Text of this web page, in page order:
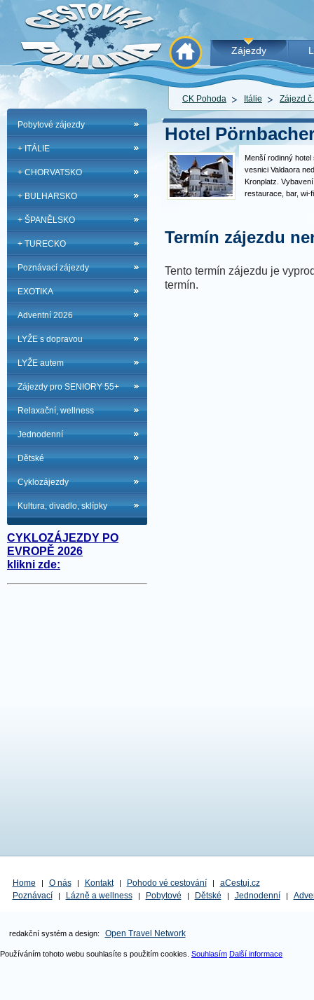
Zájezdy
CK Pohoda Itálie Zájezd
Pobytové zájezdy
+ ITÁLIE
+ CHORVATSKO
+ BULHARSKO
+ ŠPANĚLSKO
+ TURECKO
Poznávací zájezdy
EXOTIKA
Adventní 2026
LYŽE s dopravou
LYŽE autem
Zájezdy pro SENIORY 55+
Relaxační, wellness
Jednodenní
Dětské
Cyklozájezdy
Kultura, divadlo, sklípky
CYKLOZÁJEZDY PO
EVROPĚ 2026
klikni zde:
Hotel
Menší rodinný
vesnici Valdaora
Kronplatz.
restaurace, bar, wi-
Termín zájezdu
Tento termín zájezdu je
termín.
Home | O nás | Kontakt | Pohodo vé cestování |
aCestuj.cz
Poznávací
| Lázně a wellness | Pobytové | Dětské | Jednodenní |
redakční systém a design: Open Travel Network
Používáním tohoto webu souhlasíte s použitím cookies. Souhlasím Další informace